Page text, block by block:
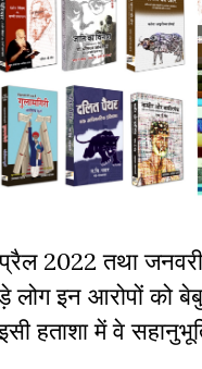
2022 तथा
इन आरोपों को
हताशा में वे